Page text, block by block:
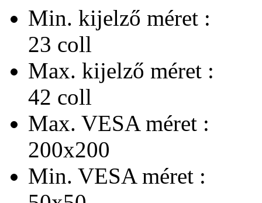
Min. kijelző méret :
23 coll
Max. kijelző méret :
42 coll
Max. VESA méret :
200x200
Min. VESA méret :